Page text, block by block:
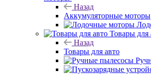
Назад
Аккумуляторные моторы
Товары для
Назад
Товары для авто